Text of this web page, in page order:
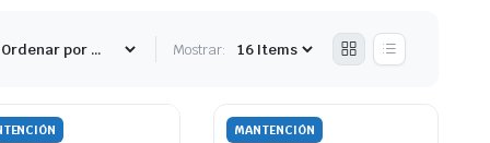
Mostrar:
MANTENCIÓN